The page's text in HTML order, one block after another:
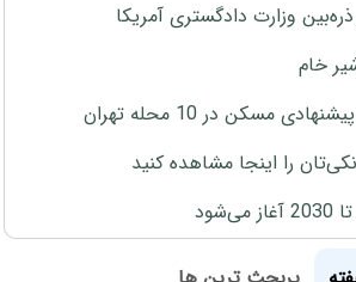
خام
مسکن در 10 محله تهران
را اینجا مشاهده کنید